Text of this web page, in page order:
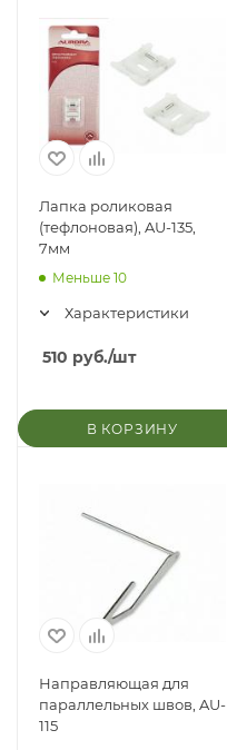
Лапка роликовая
(тефлоновая), AU-135,
7мм
Меньше 10
Характеристики
510 руб./шт
В КОРЗИНУ
Направляющая для
параллельных швов, AU-
115